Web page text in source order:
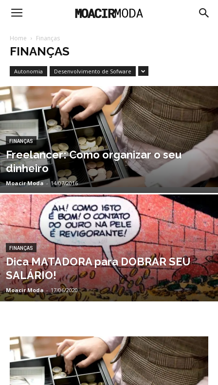
Moacir
Moda
Home Finanças
FINANÇAS
Autonomia Desenvolvimento de Sofware
FINANÇAS
Freelancer: Como organizar o seu
dinheiro
Moacir Moda - 14/07/2016
FINANÇAS
Dica MATADORA para DOBRAR SEU
SALÁRIO!
Moacir Moda - 17/06/2020